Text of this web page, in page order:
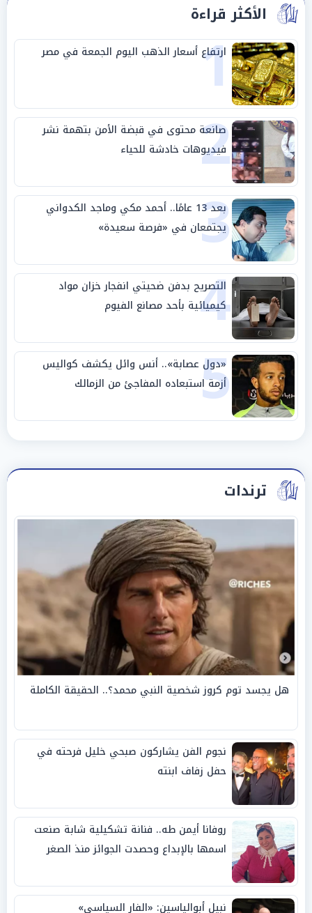
الأكثر قراءة
1
ارتفاع أسعار الذهب اليوم الجمعة في مصر
2
صانعة محتوى في قبضة الأمن بتهمة نشر
فيديوهات خادشة للحياء
3 بعد 13 عامًا.. أحمد مكي وماجد الكدواني
يجتمعان في «فرصة سعيدة»
4
التصريح بدفن ضحيتي انفجار خزان مواد
كيميائية بأحد مصانع الفيوم
5
«دول عصابة».. أنس وائل يكشف كواليس
أزمة استبعاده المفاجئ من الزمالك
ترندات
هل يجسد توم كروز شخصية النبي محمد؟.. الحقيقة الكاملة
نجوم الفن يشاركون صبحي خليل فرحته في
حفل زفاف ابنته
روفانا أيمن طه.. فنانة تشكيلية شابة صنعت
اسمها بالإبداع وحصدت الجوائز منذ الصغر
نبيل أبوالياسين: «الفار السياسي»